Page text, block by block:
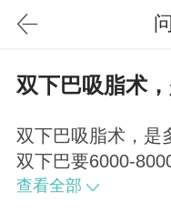
双下巴吸脂术
双下巴吸脂术，是
双下巴要6000-
查看全部